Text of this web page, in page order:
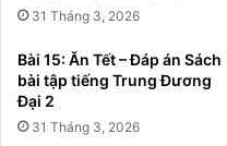
31 Tháng 3, 2026
Bài 15: Ăn Tết – Đáp án Sách
bài tập tiếng Trung Đương
Đại 2
31 Tháng 3, 2026